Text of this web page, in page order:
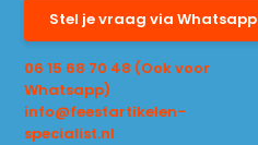
Stel je vraag via Whatsapp
06 15 68 70 48 (Ook voor
Whatsapp)
info@feestartikelen-
specialist.nl